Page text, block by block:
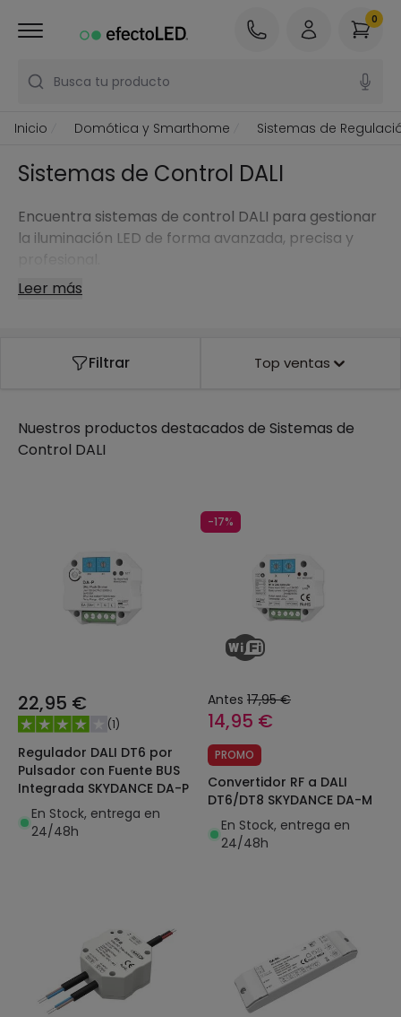
Busca tu producto
0
Inicio Domótica y Smarthome Sistemas de
Sistemas de Control DALI
Encuentra sistemas de control DALI para gestionar
la iluminación LED de forma avanzada, precisa y
Leer más
Filtrar Top ventas
Nuestros productos destacados de Sistemas de
Control DALI
22,95 €
(1)
Regulador DALI DT6 por
Pulsador con Fuente BUS
Integrada SKYDANCE DA-P
En Stock, entrega en
24/48h
-17%
Antes 17,95 €
14,95 €
PROMO
Convertidor RF a DALI
DT6/DT8 SKYDANCE DA-M
En Stock, entrega en
24/48h